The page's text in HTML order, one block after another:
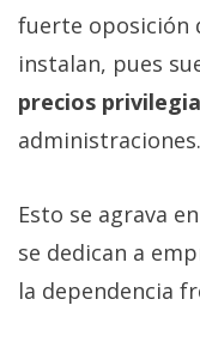
fuerte oposición
instalan, pues
precios
administraciones.
Esto se agrava
se dedican a
la dependencia